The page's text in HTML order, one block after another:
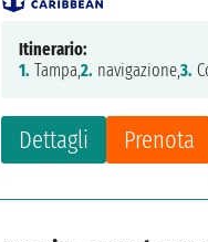
Dettagli Prenota
Itinerario:
1. Tampa,2. navigazione,3.